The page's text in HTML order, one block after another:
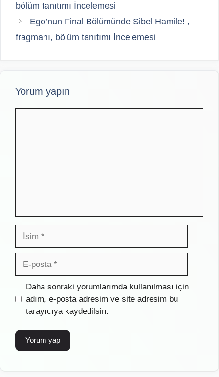
bölüm tanıtımı İncelemesi
Ego’nun Final Bölümünde Sibel Hamile! ,
fragmanı, bölüm tanıtımı İncelemesi
Yorum yapın
İsim
posta
İnternet
sitesi
Daha sonraki yorumlarımda kullanılması için
adım, e-posta adresim ve site adresim bu
tarayıcıya kaydedilsin.